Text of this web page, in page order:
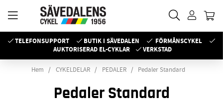
TELEFONSUPPORT BUTIK I SÄVEDALEN
FÖRMÅNSCYKEL
AUKTORISERAD EL-CYKLAR
VERKSTAD
Hem CYKELDELAR PEDALER Pedaler Standard
Pedaler Standard